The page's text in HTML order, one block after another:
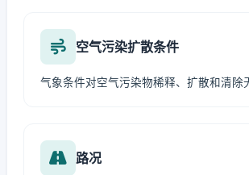
空气污染扩散条件
气象条件对空气污染物稀释、扩散和清除
路况